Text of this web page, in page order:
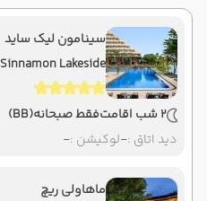
سینامون لیک ساید
Sinnamon Lakeside
2 شب اقامت فقط صبحانه(BB)
دید اتاق :-لوکیشن :-
ماهاولی ریچ